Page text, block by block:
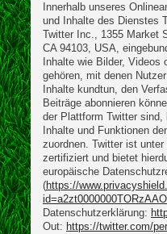
Innerhalb unseres
und Inhalte des Dienstes
Twitter Inc., 1355 Market
CA 94103, USA,
Inhalte wie Bilder,
gehören, mit denen
Inhalte kundtun, den
Beiträge abonnieren
der Plattform Twitter sind,
Inhalte und Funktionen
zuordnen. Twitter ist
zertifiziert und bietet
europäische
(https://
Datenschutzerklärung:
Out: https://twitter.com/